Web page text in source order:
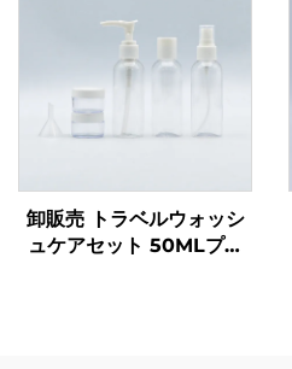
卸販売 トラベルウォッシ
ュケアセット 50MLプラ